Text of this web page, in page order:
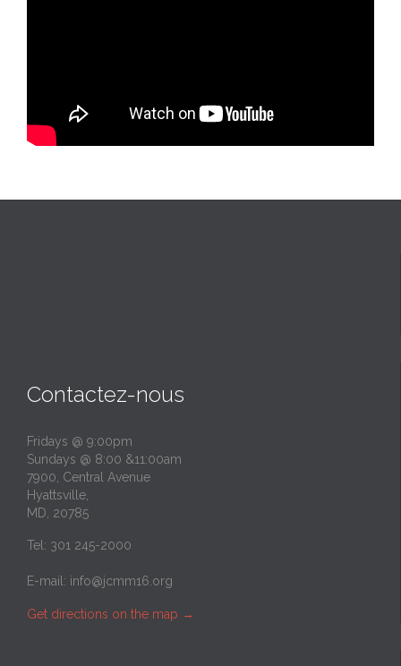
Contactez-nous
Fridays @ 9:00pm
Sundays @ 8:00 &11:00am
7900, Central Avenue
Hyattsville,
MD, 20785
Tel: 301 245-2000
E-mail: info@jcmm16.org
Get directions on the map →